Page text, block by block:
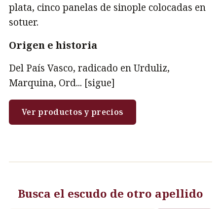
plata, cinco panelas de sinople colocadas en
sotuer.
Origen e historia
Del País Vasco, radicado en Urduliz,
Marquina, Ord... [sigue]
Ver productos y precios
Busca el escudo de otro apellido